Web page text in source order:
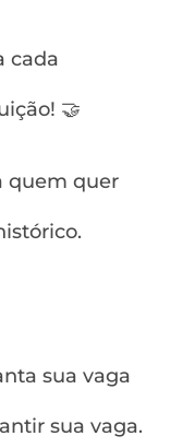
cada
🤝
quem quer
sua vaga
sua vaga.